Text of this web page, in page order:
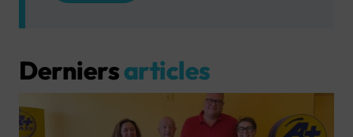
Derniersarticles